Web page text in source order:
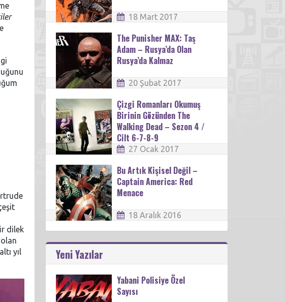
dilek
yıl
18 Mart 2017
The Punisher MAX: Taş
Adam – Rusya’da Olan
Rusya’da Kalmaz
20 Şubat 2017
Çizgi Romanları Okumuş
Birinin Gözünden The
Walking Dead – Sezon 4 /
Cilt 6-7-8-9
27 Ocak 2017
Bu Artık Kişisel Değil –
Captain America: Red
Menace
18 Aralık 2016
Yeni Yazılar
Yabani Polisiye Özel
Sayısı